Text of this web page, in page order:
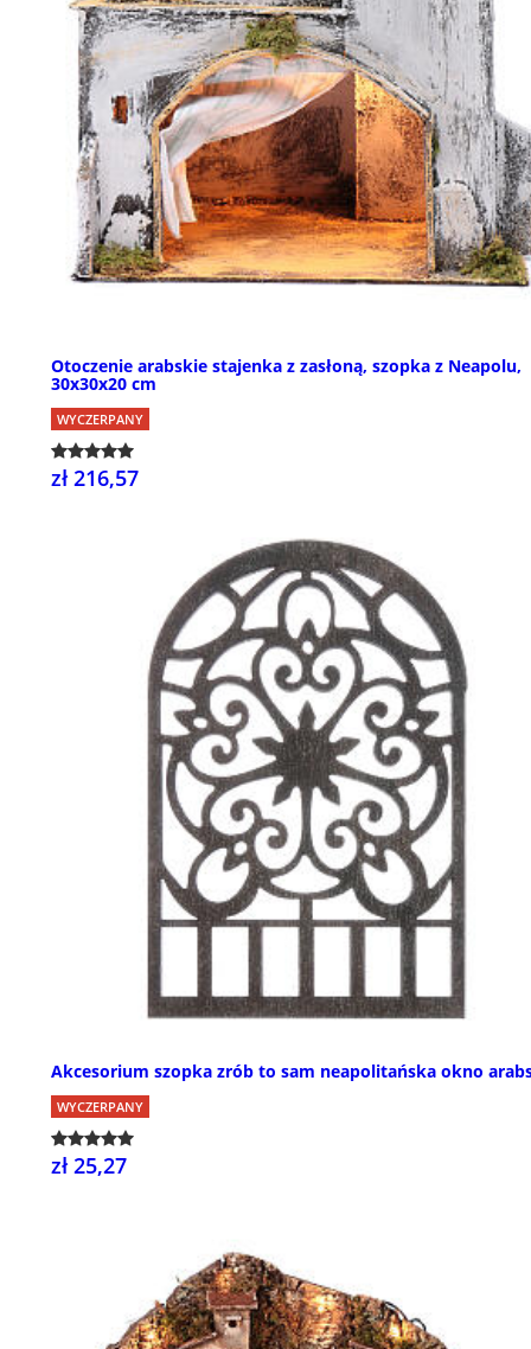
Otoczenie arabskie stajenka z zasłoną, szopka z Neapolu,
30x30x20 cm
WYCZERPANY
zł 216,57
Akcesorium szopka zrób to sam neapolitańska okno
WYCZERPANY
zł 25,27